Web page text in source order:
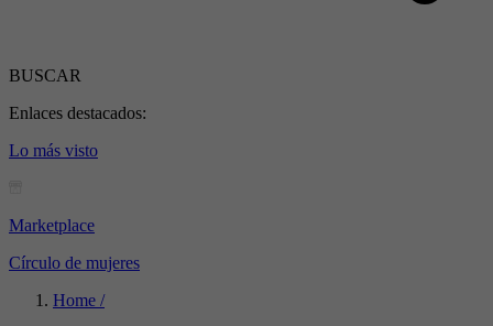
BUSCAR
Enlaces destacados:
Lo más visto
Marketplace
Círculo de mujeres
Home /